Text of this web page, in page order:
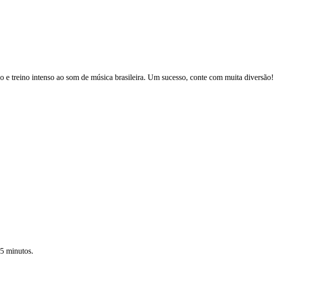
intenso ao som de música brasileira. Um sucesso, conte com muita diversão!
minutos.